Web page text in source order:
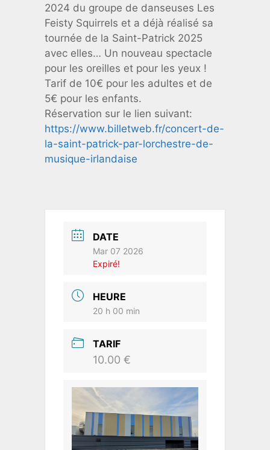
2024 du groupe de danseuses Les
Feisty Squirrels et a déjà réalisé sa
tournée de la Saint-Patrick 2025
avec elles… Un nouveau spectacle
pour les oreilles et pour les yeux !
Tarif de 10€ pour les adultes et de
5€ pour les enfants.
Réservation sur le lien suivant:
https://www.billetweb.fr/concert-de-
la-saint-patrick-par-lorchestre-de-
musique-irlandaise
DATE
Mar 07 2026
Expiré!
HEURE
20 h 00 min
TARIF
10.00 €